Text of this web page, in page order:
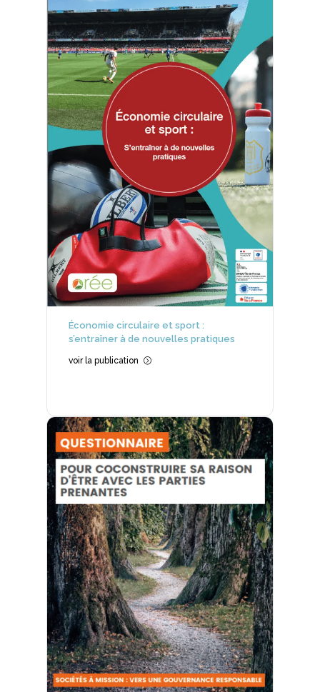
Économie circulaire et sport :
s’entraîner à de nouvelles pratiques
voir la publication =